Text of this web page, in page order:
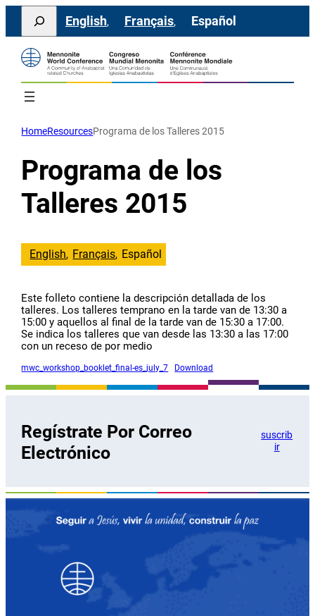
Saltar
contenido
Search
English Français Español
HomeResourcesPrograma de los Talleres 2015
Programa de los
Talleres 2015
English Français Español
Este folleto contiene la descripción detallada de los
talleres. Los talleres temprano en la tarde van de 13:30 a
15:00 y aquellos al final de la tarde van de 15:30 a 17:00.
Se indica los talleres que van desde las 13:30 a las 17:00
con un receso de por medio
mwc_workshop_booklet_final-es_july_7 Download
Regístrate Por Correo
Electrónico
suscrib
ir